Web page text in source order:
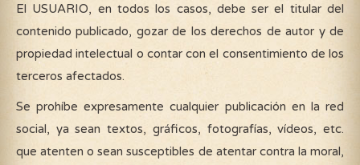
El USUARIO, en todos los casos, debe ser el titular del
contenido publicado, gozar de los derechos de autor y de
propiedad intelectual o contar con el consentimiento de los
terceros afectados.
Se prohíbe expresamente cualquier publicación en la red
social, ya sean textos, gráficos, fotografías, vídeos, etc.
que atenten o sean susceptibles de atentar contra la moral,